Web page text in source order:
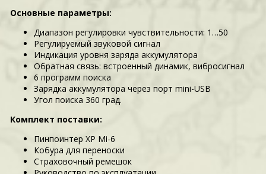
Основные параметры:
Диапазон регулировки чувствительности: 1…50
Регулируемый звуковой сигнал
Индикация уровня заряда аккумулятора
Обратная связь: встроенный динамик, вибросигнал
6 программ поиска
Зарядка аккумулятора через порт mini-USB
Угол поиска 360 град.
Комплект поставки:
Пинпоинтер XP Mi-6
Кобура для переноски
Страховочный ремешок